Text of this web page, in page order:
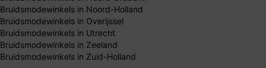
Bruidsmodewinkels in Noord-Holland
Bruidsmodewinkels in Overijssel
Bruidsmodewinkels in Utrecht
Bruidsmodewinkels in Zeeland
Bruidsmodewinkels in Zuid-Holland